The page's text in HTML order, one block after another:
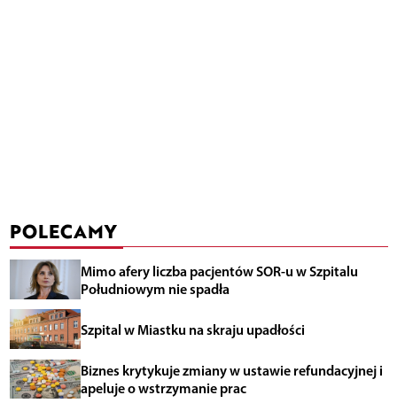
POLECAMY
Mimo afery liczba pacjentów SOR-u w Szpitalu
Południowym nie spadła
Szpital w Miastku na skraju upadłości
Biznes krytykuje zmiany w ustawie refundacyjnej i
apeluje o wstrzymanie prac